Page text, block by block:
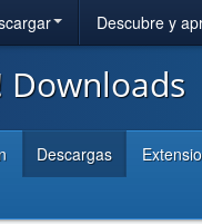
Descubre y
Downloads
Descargas